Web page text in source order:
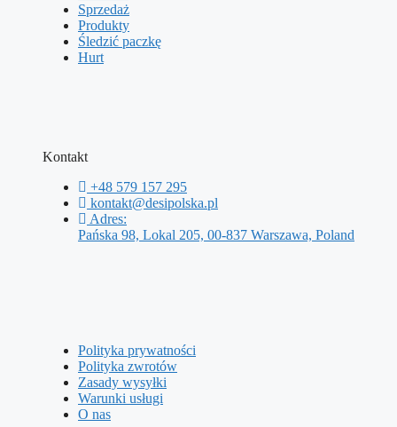
Sprzedaż
Produkty
Śledzić paczkę
Hurt
Kontakt
+48 579 157 295
kontakt@desipolska.pl
Adres:
Pańska 98, Lokal 205, 00-837 Warszawa, Poland
Polityka prywatności
Polityka zwrotów
Zasady wysyłki
Warunki usługi
O nas